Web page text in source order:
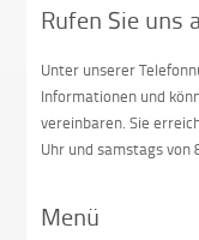
Rufen Sie uns
Unter unserer
Informationen und
vereinbaren. Sie
Uhr und samstags von
Menü